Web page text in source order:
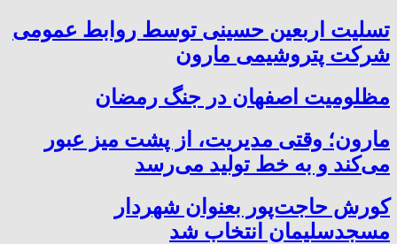
تسلیت اربعین حسینی توسط روابط عمومی
شرکت پتروشیمی مارون
مظلومیت اصفهان در جنگ رمضان
مارون؛ وقتی مدیریت، از پشت میز عبور
می‌کند و به خط تولید می‌رسد
کورش حاجت‌پور بعنوان شهردار
مسجدسلیمان انتخاب شد